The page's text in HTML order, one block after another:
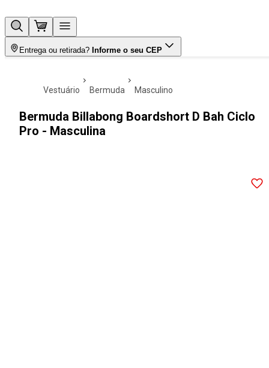
Entrega ou retirada? Informe o seu CEP
vestuário bermuda masculino
Bermuda Billabong Boardshort D Bah Ciclo
Pro - Masculina